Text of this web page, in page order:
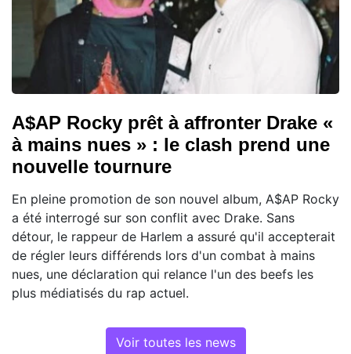
A$AP Rocky prêt à affronter Drake «
à mains nues » : le clash prend une
nouvelle tournure
En pleine promotion de son nouvel album, A$AP Rocky
a été interrogé sur son conflit avec Drake. Sans
détour, le rappeur de Harlem a assuré qu'il accepterait
de régler leurs différends lors d'un combat à mains
nues, une déclaration qui relance l'un des beefs les
plus médiatisés du rap actuel.
Voir toutes les news